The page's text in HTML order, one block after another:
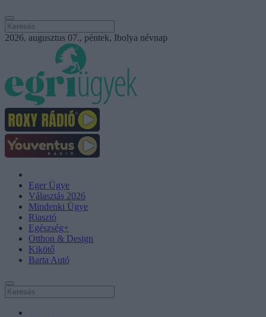
2026. augusztus 07., péntek, Ibolya névnap
Eger Ügye
Választás 2026
Mindenki Ügye
Riasztó
Egészség+
Otthon & Design
Kikötő
Barta Autó